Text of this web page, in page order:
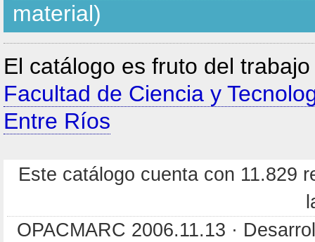
material)
El catálogo es fruto del
Facultad de Ciencia y
Entre Ríos
Este catálogo cuenta con 11.829
OPACMARC 2006.11.13 ·